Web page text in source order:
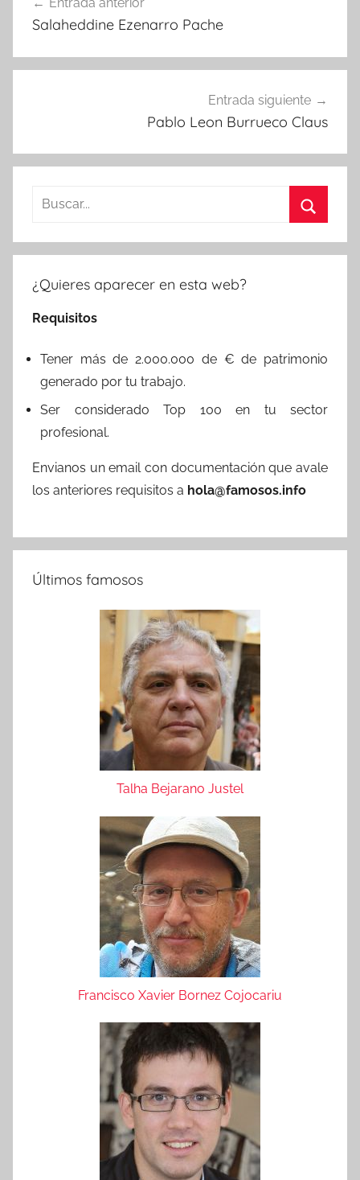
deSalaheddine Ezenarro Pache
Entrada siguiente
Pablo Leon Burrueco Claus
Buscar:
¿Quieres aparecer en esta web?
Requisitos
Tener más de 2.000.000 de € de patrimonio
generado por tu trabajo.
Ser considerado Top 100 en tu sector
profesional.
Envianos un email con documentación que avale
los anteriores requisitos a hola@famosos.info
Últimos famosos
Talha Bejarano Justel
Francisco Xavier Bornez Cojocariu